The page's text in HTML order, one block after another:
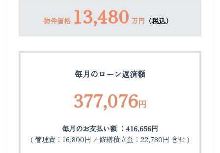
物件価格 13,480 万円 （税込）
毎月のローン返済額
377,076円
毎月のお支払い額 ：416,656円
( 管理費：16,800円 / 修繕積立金：22,780円 含む )